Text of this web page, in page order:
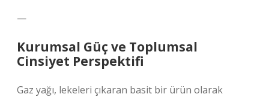
—
Kurumsal Güç ve Toplumsal
Cinsiyet Perspektifi
Gaz yağı, lekeleri çıkaran basit bir ürün olarak